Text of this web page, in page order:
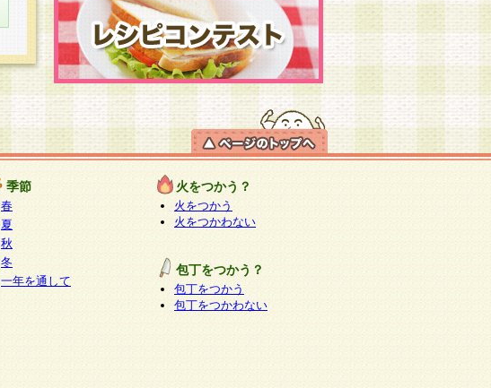
季節
春
夏
秋
冬
一年を通して
火をつかう？
火をつかう
火をつかわない
包丁をつかう？
包丁をつかう
包丁をつかわない